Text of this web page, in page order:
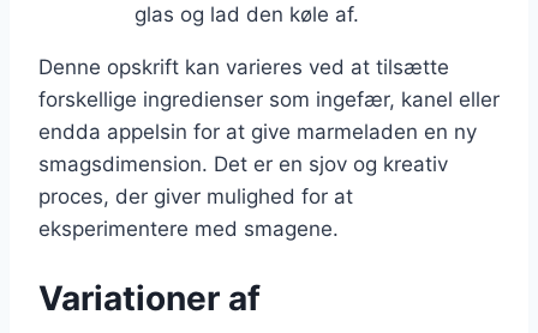
glas og lad den køle af.
Denne opskrift kan varieres ved at tilsætte
forskellige ingredienser som ingefær, kanel eller
endda appelsin for at give marmeladen en ny
smagsdimension. Det er en sjov og kreativ
proces, der giver mulighed for at
eksperimentere med smagene.
Variationer af